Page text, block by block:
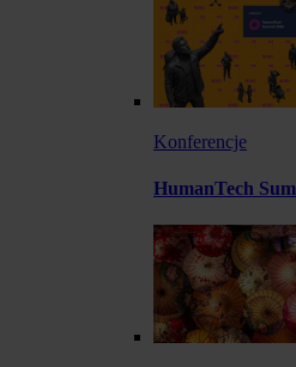
Konferencje
HumanTech